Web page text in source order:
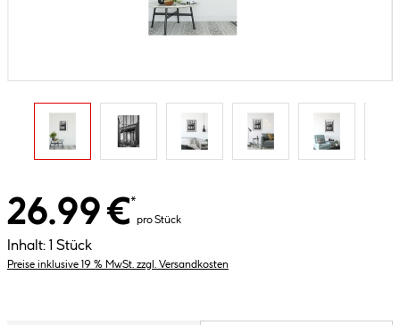
26.99 €*
pro Stück
Inhalt: 1 Stück
Preise inklusive 19 % MwSt. zzgl. Versandkosten